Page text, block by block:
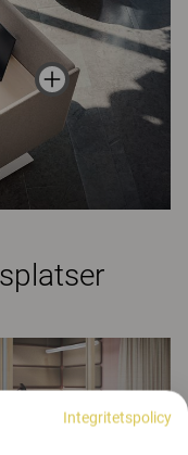
Integritetspolicy